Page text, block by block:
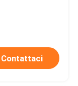
Contattaci